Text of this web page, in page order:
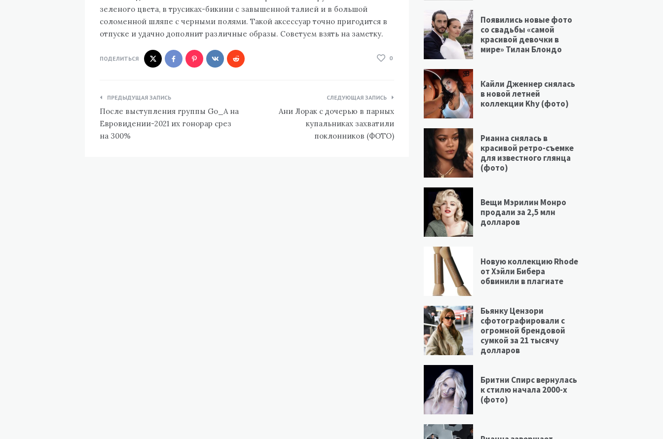
зеленого цвета, в трусиках-бикини с завышенной талией и в большой
соломенной шляпе с черными полями. Такой аксессуар точно пригодится в
отпуске и удачно дополнит различные образы. Советуем взять на заметку.
ПОДЕЛИТЬСЯ 0
Навигация
по
записям
ПРЕДЫДУЩАЯ ЗАПИСЬ
После выступления группы Go_A на
Евровидении-2021 их гонорар срез
на 300%
СЛЕДУЮЩАЯ ЗАПИСЬ
Ани Лорак с дочерью в парных
купальниках захватили
поклонников (ФОТО)
Появились новые фото
со свадьбы «самой
красивой девочки в
мире» Тилан Блондо
Кайли Дженнер снялась
в новой летней
коллекции Khy (фото)
Рианна снялась в
красивой ретро-съемке
для известного глянца
(фото)
Вещи Мэрилин Монро
продали за 2,5 млн
долларов
Новую коллекцию Rhode
от Хэйли Бибера
обвинили в плагиате
Бьянку Цензори
сфотографировали с
огромной брендовой
сумкой за 21 тысячу
долларов
Бритни Спирс вернулась
к стилю начала 2000-х
(фото)